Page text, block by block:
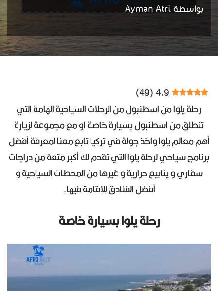
بواسطة Ayman Atri
4.9
(
49
)
رحلة يلوا من اسطنبول من الرحلات السياحية الهامة التي
تنطلق من اسطنبول بسيارة خاصة او مع مجموعة لزيارة
أهم معالم يلوا واخذ جولة في تركيا تابع معنا لمعرفة أفضل
برنامج سياحي لرحلة يلوا التي تقدم لك أكبر متعة من دراجات
سفاري و ينابيع حرارية و غيرها من المحطات السياحية و
أفضل الفنادق للإقامة فيها.
رحلة يلوا بسيارة خاصة